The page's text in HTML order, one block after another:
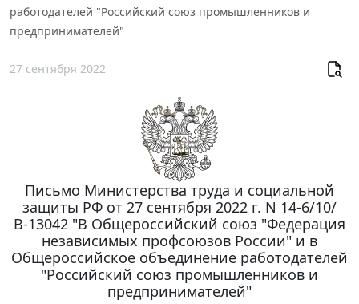
работодателей "Российский союз промышленников и
предпринимателей"
27 сентября 2022
Письмо Министерства труда и социальной
защиты РФ от 27 сентября 2022 г. N 14-6/10/
В-13042 "В Общероссийский союз "Федерация
независимых профсоюзов России" и в
Общероссийское объединение работодателей
"Российский союз промышленников и
предпринимателей"